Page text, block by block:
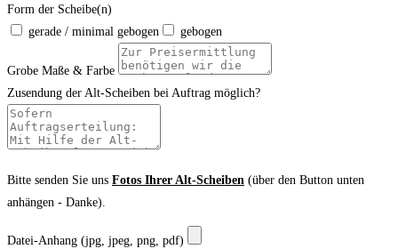
Form der Scheibe(n)
gerade / minimal gebogen
gebogen
Grobe Maße & Farbe
Zusendung der Alt-Scheiben bei Auftrag möglich?
Bitte senden Sie uns Fotos Ihrer Alt-Scheiben (über den Button unten
anhängen - Danke).
Datei-Anhang (jpg, jpeg, png, pdf)